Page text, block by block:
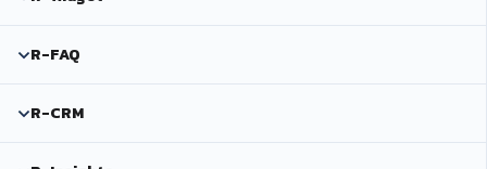
R-FAQ
R-CRM